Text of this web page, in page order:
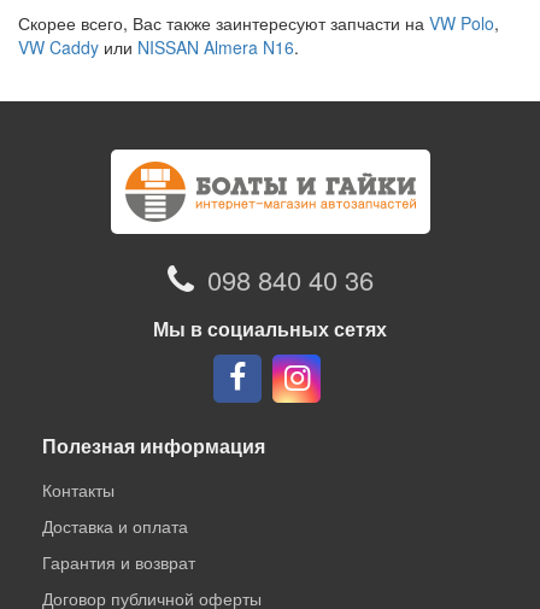
Скорее всего, Вас также заинтересуют запчасти на VW Polo,
VW Caddy или NISSAN Almera N16.
098 840 40 36
Мы в социальных сетях
Полезная информация
Контакты
Доставка и оплата
Гарантия и возврат
Договор публичной оферты